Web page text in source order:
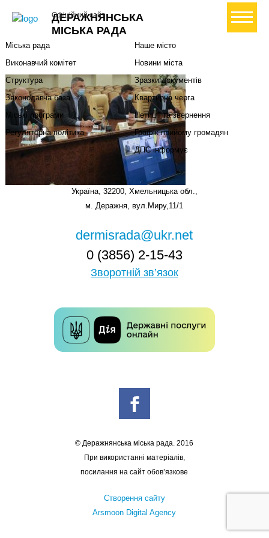
ДЕРАЖНЯНСЬКА
МІСЬКА РАДА
Офіційний сайт+ Створити петицію
Міський голова
Міська рада
Виконавчий комітет
Структура
Законодавча база
Міські програми
Регуляторна політика
Наше місто
Новини міста
Зразки документів
Квартирна черга
Петиції та звернення
Графік прийому громадян
ДПС інформує
Україна, 32200, Хмельницька обл.,
м. Деражня, вул.Миру,11/1
dermisrada@ukr.net
0 (3856) 2-15-43
Зворотній зв’язок
© Деражнянська міська рада. 2016
При використанні матеріалів,
посилання на сайт обов’язкове
Створення сайту
Arsmoon Digital Agency